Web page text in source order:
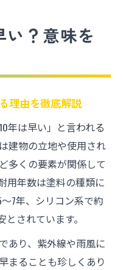
？意味を
理由を徹底解説
年は早い」と言われる
建物の立地や使用され
多くの要素が関係して
用年数は塗料の種類に
7年、シリコン系で約
されています。
あり、紫外線や雨風に
まることも珍しくあり